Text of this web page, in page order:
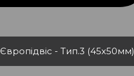
Європідвіс - Тип.3 (45х50мм)